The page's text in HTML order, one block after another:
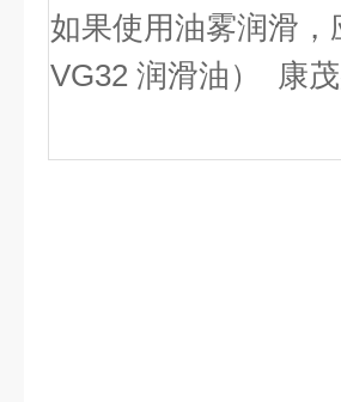
如果使用油雾润滑
VG32 润滑油） 康